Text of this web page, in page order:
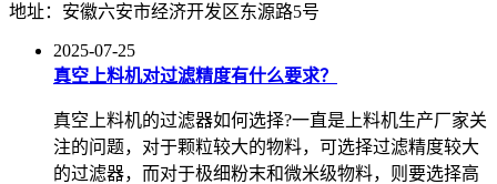
地址：安徽六安市经济开发区东源路5号
2025-07-25
真空上料机对过滤精度有什么要求？
真空上料机的过滤器如何选择?一直是上料机生产厂家关
注的问题，对于颗粒较大的物料，可选择过滤精度较大
的过滤器，而对于极细粉末和微米级物料，则要选择高